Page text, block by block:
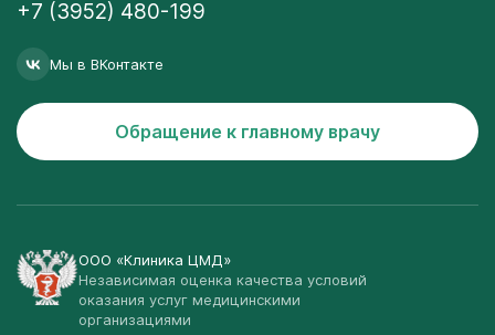
+7 (3952) 480-199
Мы в ВКонтакте
Обращение к главному врачу
ООО «Клиника ЦМД»
Независимая оценка качества условий
оказания услуг медицинскими
организациями